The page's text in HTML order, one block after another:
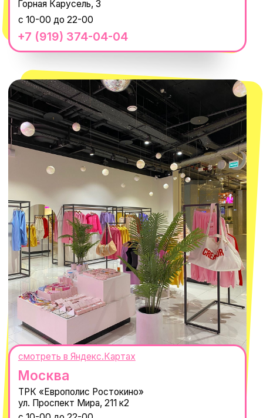
ИП Проворный Алексей Алексеевич
ИНН 667114098580
ОГРНИП 320665800076581
Telegram
WhatsApp
8 800 550-06-92
macrocosm_store@mail.ru
© 2021-2025 Macrocosm ®
Оферта
Пользовательское соглашение
данных